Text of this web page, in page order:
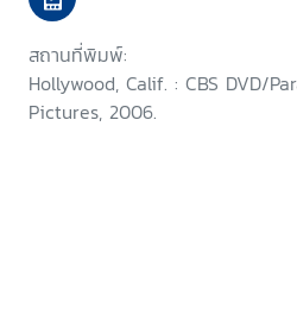
สถานที่พิมพ์:
Hollywood, Calif. : CBS DVD/
Pictures, 2006.